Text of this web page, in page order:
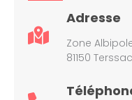
Adresse
Zone
81150 Terssac